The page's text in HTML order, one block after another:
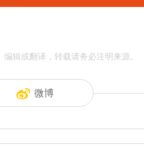
编辑或翻译，转载请务必注明来源。
微博